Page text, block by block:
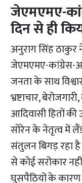
जेएमएमए-
दिन से ही
अनुराग सिंह ठाकुर
जेएमएमए-कांग्रेस-
जनता के साथ
भ्रष्टाचार,
आदिवासी हितों
सोरेन के नेतृत्व में
संतुलन बिगड़ रहा
से कोई सरोकार
घुसपैठियों के कारण